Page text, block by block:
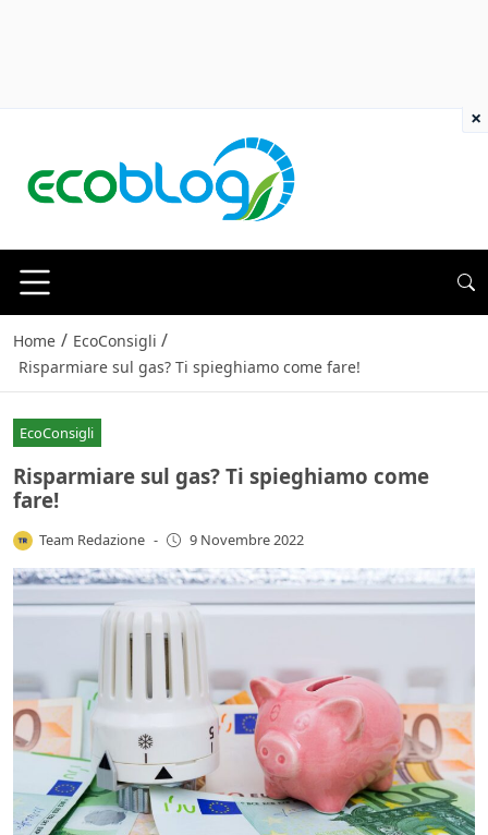
Home / EcoConsigli /
Risparmiare sul gas? Ti spieghiamo come fare!
EcoConsigli
Risparmiare sul gas? Ti spieghiamo come
fare!
Team Redazione - 9 Novembre 2022
×